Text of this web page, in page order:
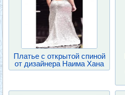
Платье с открытой спиной
от дизайнера Наима Хана